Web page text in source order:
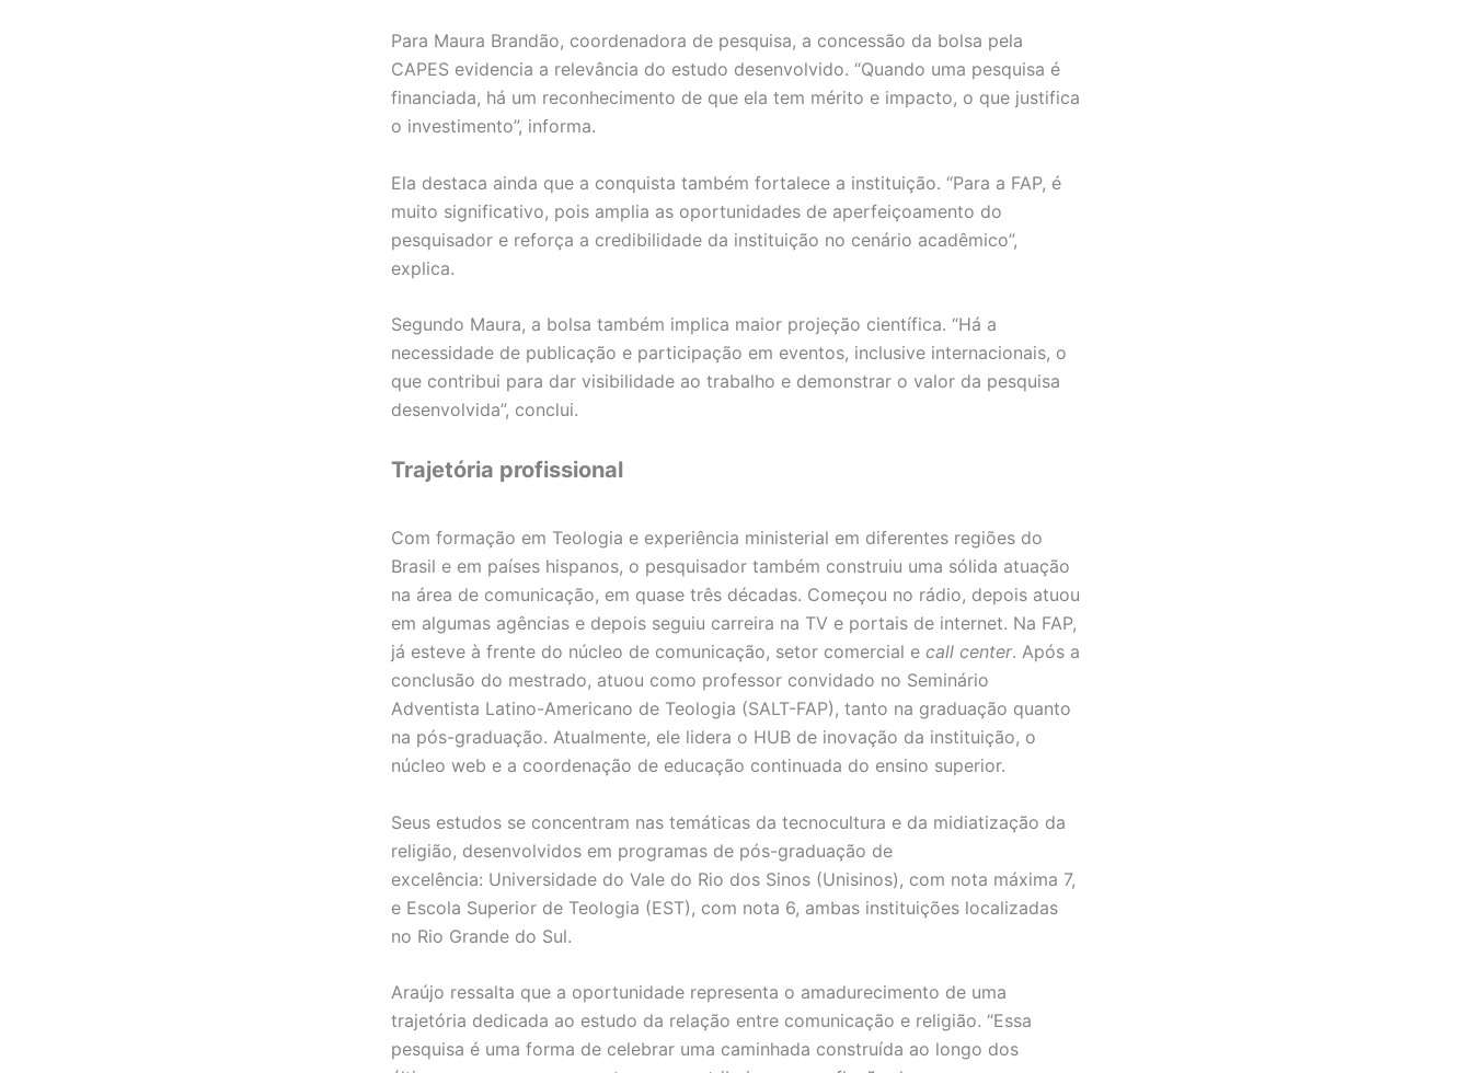
Para Maura Brandão, coordenadora de pesquisa, a concessão da bolsa pela
CAPES evidencia a relevância do estudo desenvolvido. “Quando uma pesquisa é
financiada, há um reconhecimento de que ela tem mérito e impacto, o que justifica
o investimento”, informa.
Ela destaca ainda que a conquista também fortalece a instituição. “Para a FAP, é
muito significativo, pois amplia as oportunidades de aperfeiçoamento do
pesquisador e reforça a credibilidade da instituição no cenário acadêmico”,
explica.
Segundo Maura, a bolsa também implica maior projeção científica. “Há a
necessidade de publicação e participação em eventos, inclusive internacionais, o
que contribui para dar visibilidade ao trabalho e demonstrar o valor da pesquisa
desenvolvida”, conclui.
Trajetória profissional
Com formação em Teologia e experiência ministerial em diferentes regiões do
Brasil e em países hispanos, o pesquisador também construiu uma sólida atuação
na área de comunicação, em quase três décadas. Começou no rádio, depois atuou
em algumas agências e depois seguiu carreira na TV e portais de internet. Na FAP,
já esteve à frente do núcleo de comunicação, setor comercial e call center. Após a
conclusão do mestrado, atuou como professor convidado no Seminário
Adventista Latino-Americano de Teologia (SALT-FAP), tanto na graduação quanto
na pós-graduação. Atualmente, ele lidera o HUB de inovação da instituição, o
núcleo web e a coordenação de educação continuada do ensino superior.
Seus estudos se concentram nas temáticas da tecnocultura e da midiatização da
religião, desenvolvidos em programas de pós-graduação de
excelência: Universidade do Vale do Rio dos Sinos (Unisinos), com nota máxima 7,
e Escola Superior de Teologia (EST), com nota 6, ambas instituições localizadas
no Rio Grande do Sul.
Araújo ressalta que a oportunidade representa o amadurecimento de uma
trajetória dedicada ao estudo da relação entre comunicação e religião. “Essa
pesquisa é uma forma de celebrar uma caminhada construída ao longo dos